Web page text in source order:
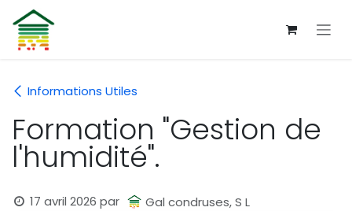
Se rendre au contenu
Informations Utiles
Formation "Gestion de
l'humidité".
17 avril 2026 par Gal condruses, S L